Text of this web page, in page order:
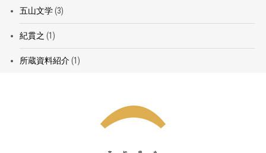
五山文学(3)
紀貫之 (1)
所蔵資料紹介(1)